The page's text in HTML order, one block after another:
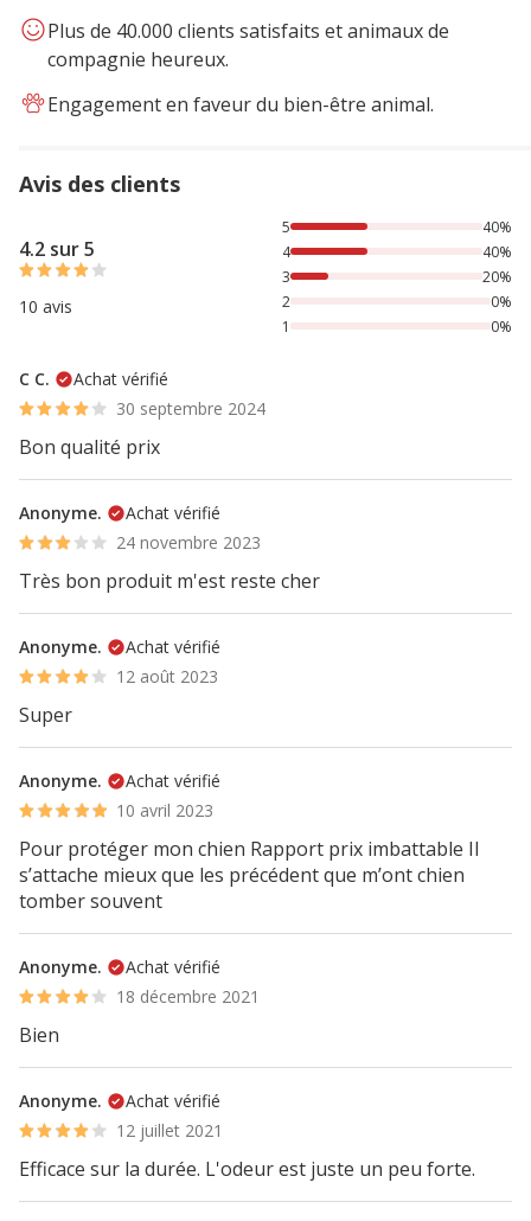
Plus de 40.000 clients satisfaits et animaux de
compagnie heureux.
Engagement en faveur du bien-être animal.
Avis des clients
4.2 sur 5
10 avis
40% des personnes lont noté avec {1} étoiles, 40% des
5
40%
4
40%
3
20%
2
0%
1
0%
C C.
Achat vérifié
30 septembre 2024
Bon qualité prix
Anonyme.
Achat vérifié
24 novembre 2023
Très bon produit m'est reste cher
Anonyme.
Achat vérifié
12 août 2023
Super
Anonyme.
Achat vérifié
10 avril 2023
Pour protéger mon chien Rapport prix imbattable Il
s’attache mieux que les précédent que m’ont chien
tomber souvent
Anonyme.
Achat vérifié
18 décembre 2021
Bien
Anonyme.
Achat vérifié
12 juillet 2021
Efficace sur la durée. L'odeur est juste un peu forte.